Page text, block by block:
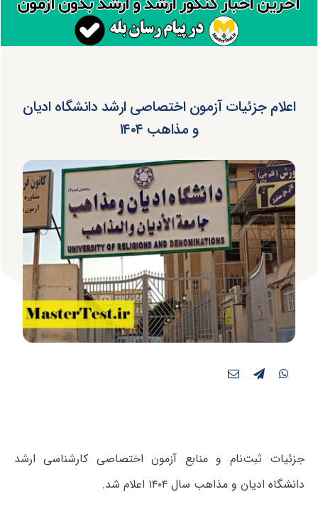
اعلام جزئیات آزمون اختصاصی ارشد دانشگاه ادیان
و مذاهب ۱۴۰۴
جزئیات ثبت‌‌نام و منابع آزمون اختصاصی کارشناسی ارشد
دانشگاه ادیان و مذاهب سال ۱۴۰۴ اعلام شد.